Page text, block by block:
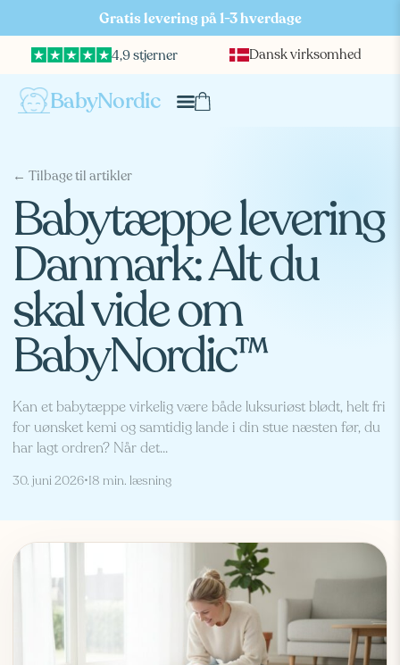
Gratis levering på 1-3 hverdage
4,9 stjerner Dansk virksomhed
BabyNordic
← Tilbage til artikler
Babytæppe levering
Danmark: Alt du
skal vide om
BabyNordic™
Kan et babytæppe virkelig være både luksuriøst blødt, helt fri
for uønsket kemi og samtidig lande i din stue næsten før, du
har lagt ordren? Når det...
30. juni 2026•18 min. læsning